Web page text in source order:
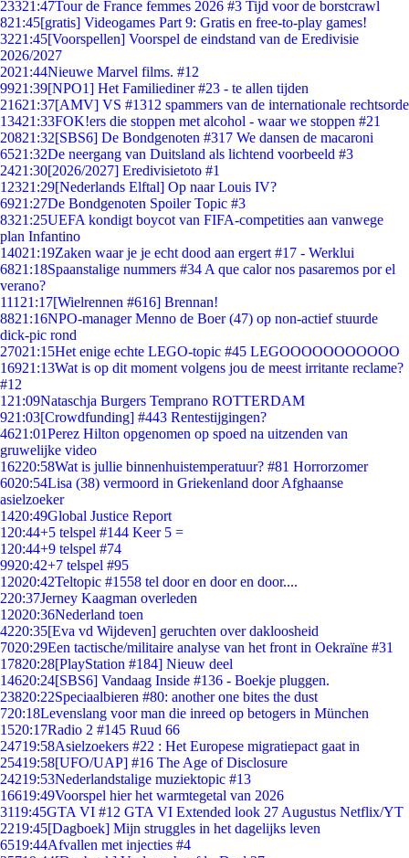
23321:47Tour de France femmes 2026 #3 Tijd voor de borstcrawl
821:45[gratis] Videogames Part 9: Gratis en free-to-play games!
3221:45[Voorspellen] Voorspel de eindstand van de Eredivisie
2026/2027
2021:44Nieuwe Marvel films. #12
9921:39[NPO1] Het Familiediner #23 - te allen tijden
21621:37[AMV] VS #1312 spammers van de internationale rechtsorde
13421:33FOK!ers die stoppen met alcohol - waar we stoppen #21
20821:32[SBS6] De Bondgenoten #317 We dansen de macaroni
6521:32De neergang van Duitsland als lichtend voorbeeld #3
2421:30[2026/2027] Eredivisietoto #1
12321:29[Nederlands Elftal] Op naar Louis IV?
6921:27De Bondgenoten Spoiler Topic #3
8321:25UEFA kondigt boycot van FIFA-competities aan vanwege
plan Infantino
14021:19Zaken waar je je echt dood aan ergert #17 - Werklui
6821:18Spaanstalige nummers #34 A que calor nos pasaremos por el
verano?
111 21:17[Wielrennen #616] Brennan!
8821:16NPO-manager Menno de Boer (47) op non-actief stuurde
dick-pic rond
27021:15Het enige echte LEGO-topic #45 LEGOOOOOOOOOOO
16921:13Wat is op dit moment volgens jou de meest irritante reclame?
#12
1 21:09Nataschja Burgers Temprano ROTTERDAM
921:03[Crowdfunding] #443 Rentestijgingen?
4621:01Perez Hilton opgenomen op spoed na uitzenden van
gruwelijke video
16220:58Wat is jullie binnenhuistemperatuur? #81 Horrorzomer
6020:54Lisa (38) vermoord in Griekenland door Afghaanse
asielzoeker
1420:49Global Justice Report
1 20:44+5 telspel #144 Keer 5 =
1 20:44+9 telspel #74
9920:42+7 telspel #95
12020:42Teltopic #1558 tel door en door en door....
220:37Jerney Kaagman overleden
12020:36Nederland toen
4220:35[Eva vd Wijdeven] geruchten over dakloosheid
7020:29Een tactische/militaire analyse van het front in Oekraïne #31
17820:28[PlayStation #184] Nieuw deel
14620:24[SBS6] Vandaag Inside #136 - Boekje pluggen.
23820:22Speciaalbieren #80: another one bites the dust
720:18Levenslang voor man die inreed op betogers in München
1520:17Radio 2 #145 Ruud 66
24719:58Asielzoekers #22 : Het Europese migratiepact gaat in
25419:58[UFO/UAP] #16 The Age of Disclosure
24219:53Nederlandstalige muziektopic #13
16619:49Voorspel hier het warmtegetal van 2026
3119:45GTA VI #12 GTA VI Extended look 27 Augustus Netflix/YT
2219:45[Dagboek] Mijn struggles in het dagelijks leven
6519:44Afvallen met injecties #4